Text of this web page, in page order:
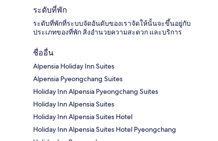
ระดับที่พัก
ระดับที่พักที่ระบบจัดอันดับของเราจัดให้นั้นจะขึ้นอยู่กับ
ประเภทของที่พัก สิ่งอำนวยความสะดวก และบริการ
ชื่ออื่น
Alpensia Holiday Inn Suites
Alpensia Pyeongchang Suites
Holiday Inn Alpensia Pyeongchang Suites
Holiday Inn Alpensia Suites
Holiday Inn Alpensia Suites Hotel
Holiday Inn Alpensia Suites Hotel Pyeongchang